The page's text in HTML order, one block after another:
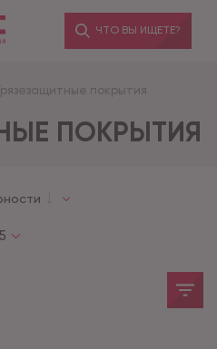
ЧТО ВЫ ИЩЕТЕ?
покрытия
ПОКРЫТИЯ